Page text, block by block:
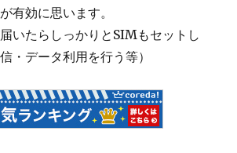
有効に思います。
届いたらしっかりとSIMもセットし
・データ利用を行う等）